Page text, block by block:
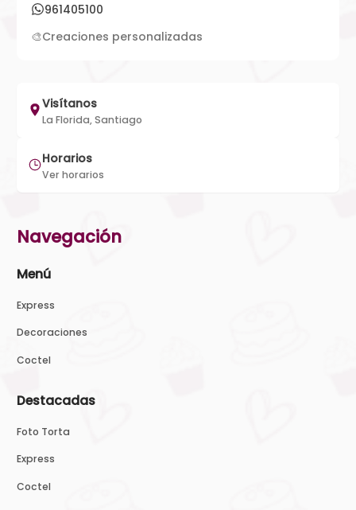
961405100
🎨Creaciones personalizadas
Visítanos
La Florida, Santiago
Horarios
Ver horarios
Navegación
Menú
Express
Decoraciones
Coctel
Destacadas
Foto Torta
Express
Coctel